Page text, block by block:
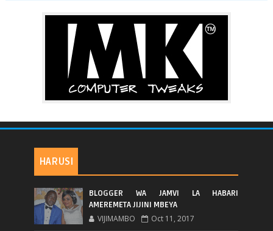
HARUSI
BLOGGER WA JAMVI LA HABARI
AMEREMETA JIJINI MBEYA
VIJIMAMBO Oct 11, 2017